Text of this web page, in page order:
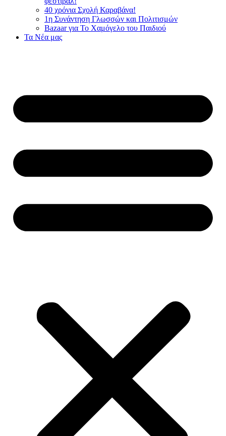
40 χρόνια Σχολή Καραβάνα!
1η Συνάντηση Γλωσσών και Πολιτισμών
Bazaar για Το Χαμόγελο του Παιδιού
Τα Νέα μας